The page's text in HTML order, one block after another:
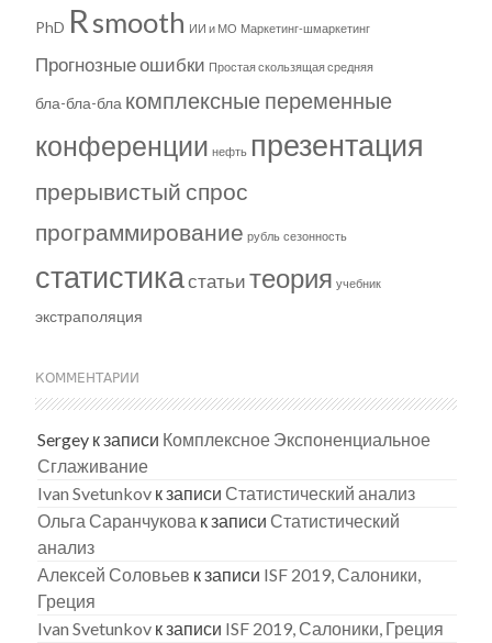
PhD Rsmooth ИИ и МО Маркетинг-шмаркетинг
Прогнозные ошибки Простая скользящая средняя
бла-бла-бла комплексные переменные
конференции нефть презентация
прерывистый спрос
программирование рубль сезонность
статистикастатьи теория учебник
экстраполяция
КОММЕНТАРИИ
Sergey к записи Комплексное Экспоненциальное
Сглаживание
Ivan Svetunkov к записиСтатистический анализ
Ольга Саранчукова к записиСтатистический
анализ
Алексей Соловьев к записи ISF 2019, Салоники,
Греция
Ivan Svetunkov к записи ISF 2019, Салоники, Греция